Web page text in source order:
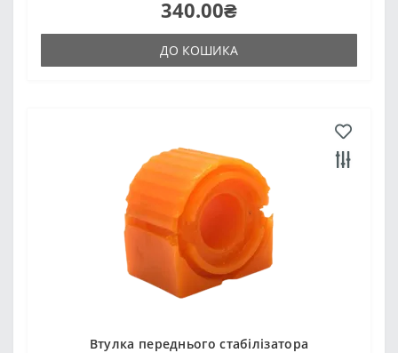
340.00₴
ДО КОШИКА
Втулка переднього стабілізатора